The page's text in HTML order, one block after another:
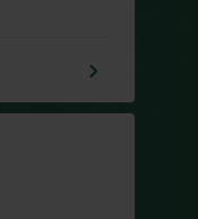
keyboard_arrow_right